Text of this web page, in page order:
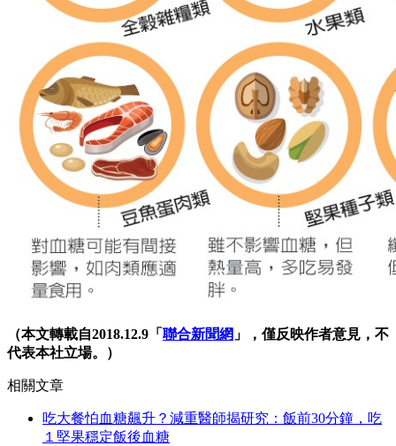
（本文轉載自2018.12.9「 聯合新聞網 」，僅反映作者意見，不
代表本社立場。）
相關文章
吃大餐怕血糖飆升？減重醫師揭研究：飯前30分鐘，吃
１堅果穩定飯後血糖